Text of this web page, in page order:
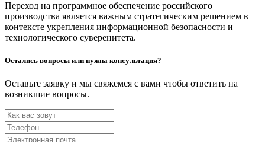
Переход на программное обеспечение российского
производства является важным стратегическим решением в
контексте укрепления информационной безопасности и
технологического суверенитета.
Остались вопросы или нужна консультация?
Оставьте заявку и мы свяжемся с вами чтобы ответить на
возникшие вопросы.